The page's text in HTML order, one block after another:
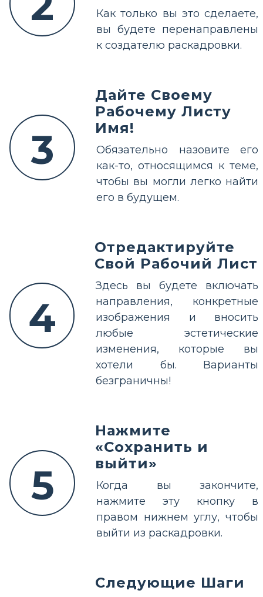
Как только вы это сделаете,
вы будете перенаправлены
к создателю раскадровки.
3
Дайте Своему
Рабочему Листу
Имя!
Обязательно назовите его
как-то, относящимся к теме,
чтобы вы могли легко найти
его в будущем.
4
Отредактируйте
Свой Рабочий Лист
Здесь вы будете включать
направления, конкретные
изображения и вносить
любые эстетические
изменения, которые вы
хотели бы. Варианты
безграничны!
5
Нажмите
«Сохранить и
выйти»
Когда вы закончите,
нажмите эту кнопку в
правом нижнем углу, чтобы
выйти из раскадровки.
Следующие Шаги